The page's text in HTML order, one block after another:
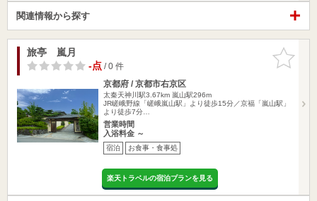
関連情報から探す
お気に入
りに追加
旅亭 嵐月
-点/ 0 件
京都府 / 京都市右京区
太秦天神川駅3.67km 嵐山駅296m
JR嵯峨野線「嵯峨嵐山駅」より徒歩15分／京福「嵐山駅」
より徒歩7分…
営業時間
入浴料金 ～
宿泊 お食事・食事処
楽天トラベルの宿泊プランを見る